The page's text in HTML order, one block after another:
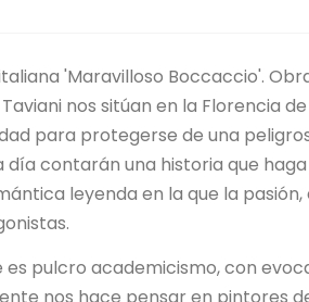
'Maravilloso Boccaccio'.
nos sitúan en la Florencia
para protegerse de una
contarán una historia que
leyenda en la que la
es pulcro academicismo, con